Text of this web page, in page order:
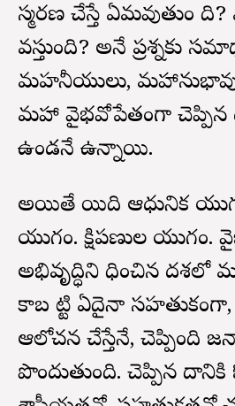
స్మరణ చేస్తే ఏమవుతుం
వస్తుంది? అనే ప్రశ్నకు
మహనీయులు,
మహా వైభవోపేతంగా చెప్పిన
ఉండనే ఉన్నాయి.
అయితే యిది ఆధునిక
యుగం. క్షిపణుల యుగం.
అభివృద్ధిని సాధించిన దశలో
కాబ ట్టి ఏదైనా
ఆలోచన చేస్తేనే, చెప్పింది
పొందుతుంది. చెప్పిన